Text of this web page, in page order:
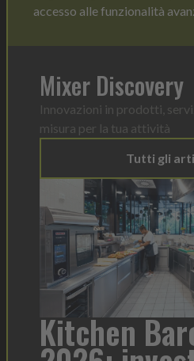
accesso alle funzionalità
Mixer Discovery
Innovazioni in prodotti,
misura per la tua attività
Tutti gli
Kitchen